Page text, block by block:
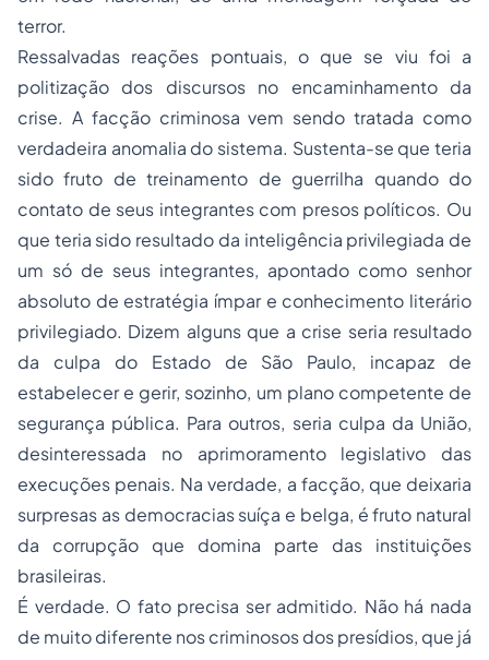
terror.
Ressalvadas reações pontuais, o que se viu foi a
politização dos discursos no encaminhamento da
crise. A facção criminosa vem sendo tratada como
verdadeira anomalia do sistema. Sustenta-se que teria
sido fruto de treinamento de guerrilha quando do
contato de seus integrantes com presos políticos. Ou
que teria sido resultado da inteligência privilegiada de
um só de seus integrantes, apontado como senhor
absoluto de estratégia ímpar e conhecimento literário
privilegiado. Dizem alguns que a crise seria resultado
da culpa do Estado de São Paulo, incapaz de
estabelecer e gerir, sozinho, um plano competente de
segurança pública. Para outros, seria culpa da União,
desinteressada no aprimoramento legislativo das
execuções penais. Na verdade, a facção, que deixaria
surpresas as democracias suíça e belga, é fruto natural
da corrupção que domina parte das instituições
brasileiras.
É verdade. O fato precisa ser admitido. Não há nada
de muito diferente nos criminosos dos presídios, que já